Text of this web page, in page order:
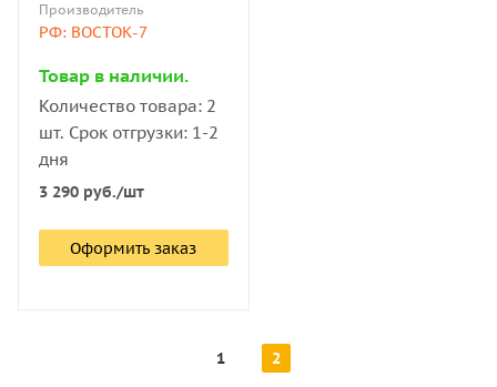
Производитель
РФ: ВОСТОК-7
Товар в наличии.
Количество товара: 2
шт. Срок отгрузки: 1-2
дня
3 290 руб./шт
Оформить заказ
1 2